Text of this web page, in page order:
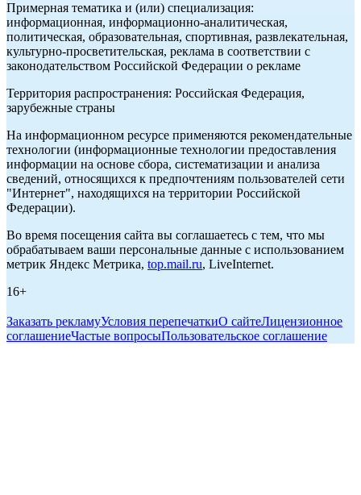
Примерная тематика и (или) специализация:
информационная, информационно-аналитическая,
политическая, образовательная, спортивная, развлекательная,
культурно-просветительская, реклама в соответствии с
законодательством Российской Федерации о рекламе
Территория распространения: Российская Федерация,
зарубежные страны
На информационном ресурсе применяются рекомендательные
технологии (информационные технологии предоставления
информации на основе сбора, систематизации и анализа
сведений, относящихся к предпочтениям пользователей сети
"Интернет", находящихся на территории Российской
Федерации).
Во время посещения сайта вы соглашаетесь с тем, что мы
обрабатываем ваши персональные данные с использованием
метрик Яндекс Метрика, top.mail.ru, LiveInternet.
16+
Заказать рекламуУсловия перепечаткиО сайтеЛицензионное
соглашениеЧастые вопросыПользовательское соглашение